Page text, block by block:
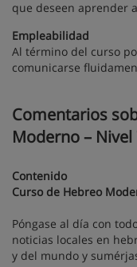
que deseen aprender
Empleabilidad
Al término del curso
comunicarse
Comentarios
Moderno – Nivel
Contenido
Curso de Hebreo
Póngase al día con
noticias locales en
y del mundo y